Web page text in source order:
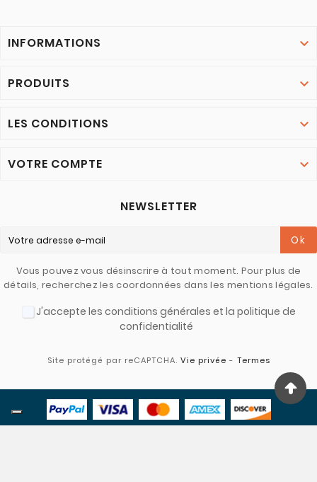
INFORMATIONS 
PRODUITS 
LES CONDITIONS 
VOTRE COMPTE 
NEWSLETTER
Ok
Vous pouvez vous désinscrire à tout moment. Pour plus de
détails, recherchez les coordonnées dans les mentions légales.
J'accepte les conditions générales et la politique de
confidentialité
Site protégé par reCAPTCHA. Vie privée - Termes